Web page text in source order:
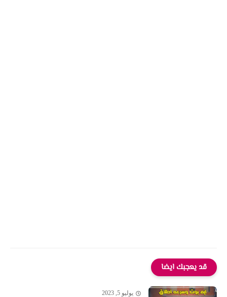
قد يعجبك ايضا
يوليو 5, 2023